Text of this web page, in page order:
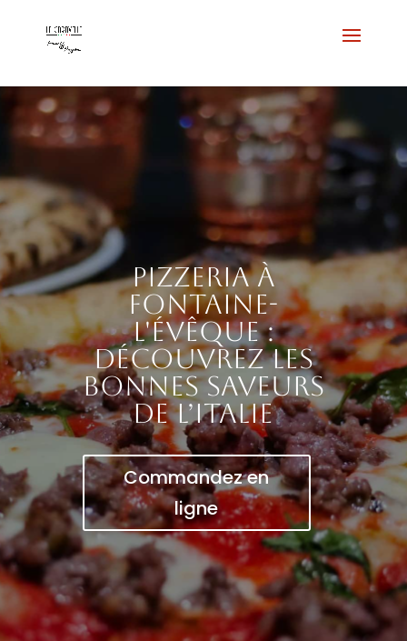
Pizzeria à
Fontaine-
l'Évêque :
découvrez les
bonnes saveurs
de l’Italie
Commandez en
ligne